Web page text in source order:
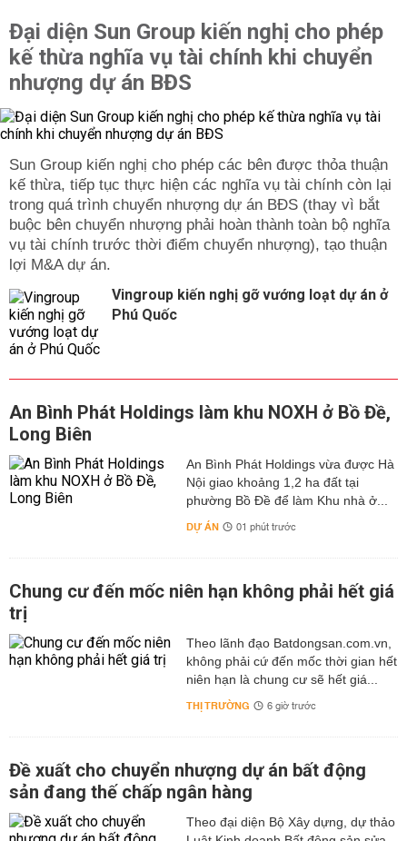
Đại diện Sun Group kiến nghị cho phép
kế thừa nghĩa vụ tài chính khi chuyển
nhượng dự án BĐS
Sun Group kiến nghị cho phép các bên được thỏa thuận
kế thừa, tiếp tục thực hiện các nghĩa vụ tài chính còn lại
trong quá trình chuyển nhượng dự án BĐS (thay vì bắt
buộc bên chuyển nhượng phải hoàn thành toàn bộ nghĩa
vụ tài chính trước thời điểm chuyển nhượng), tạo thuận
lợi M&A dự án.
Vingroup kiến nghị gỡ vướng loạt dự án ở
Phú Quốc
An Bình Phát Holdings làm khu NOXH ở Bồ Đề,
Long Biên
An Bình Phát Holdings vừa được Hà
Nội giao khoảng 1,2 ha đất tại
phường Bồ Đề để làm Khu nhà ở...
DỰ ÁN 01 phút trước
Chung cư đến mốc niên hạn không phải hết giá
trị
Theo lãnh đạo Batdongsan.com.vn,
không phải cứ đến mốc thời gian hết
niên hạn là chung cư sẽ hết giá...
THỊ TRƯỜNG 6 giờ trước
Đề xuất cho chuyển nhượng dự án bất động
sản đang thế chấp ngân hàng
Theo đại diện Bộ Xây dựng, dự thảo